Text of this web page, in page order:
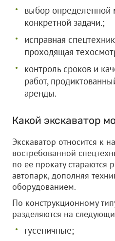
выбор определенной
конкретной задачи.;
исправная
проходящая
контроль сроков и
работ,
аренды.
Какой экскаватор
Экскаватор относится к
востребованной
по ее прокату стараются
автопарк, дополняя
оборудованием.
По конструкционному
разделяются на
гусеничные;